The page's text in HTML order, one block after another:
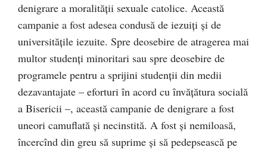
denigrare a moralității sexuale catolice. Această
campanie a fost adesea condusă de iezuiți și de
universitățile iezuite. Spre deosebire de atragerea mai
multor studenți minoritari sau spre deosebire de
programele pentru a sprijini studenții din medii
dezavantajate – eforturi în acord cu învățătura socială
a Bisericii –, această campanie de denigrare a fost
uneori camuflată și necinstită. A fost și nemiloasă,
încercînd din greu să suprime și să pedepsească pe